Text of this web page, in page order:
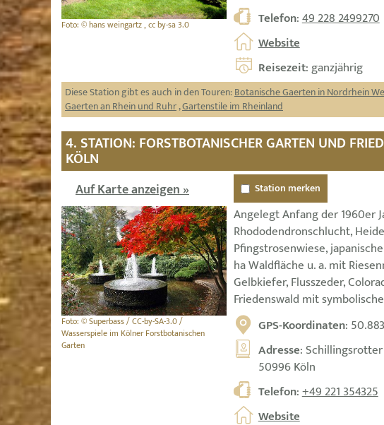
Foto: © hans weingartz , cc by-sa 3.0
Telefon:49 228 2499270
Website
Reisezeit: ganzjährig
Diese Station gibt es auch in den Touren:Botanische Gaerten in Nordrhein
Gaerten an Rhein und Ruhr,Gartenstile im Rheinland
4. STATION: FORSTBOTANISCHER GARTEN UND
KÖLN
Auf Karte anzeigen »
Foto: © Superbass / CC-by-SA-3.0 /
Wasserspiele im Kölner Forstbotanischen
Garten
Station merken
Angelegt Anfang der 1960er
Rhododendronschlucht,
Pfingstrosenwiese,
ha Waldfläche u. a. mit
Gelbkiefer, Flusszeder,
Friedenswald mit
GPS-Koordinaten:
Adresse:
50996 Köln
Telefon:+49 221 354325
Website